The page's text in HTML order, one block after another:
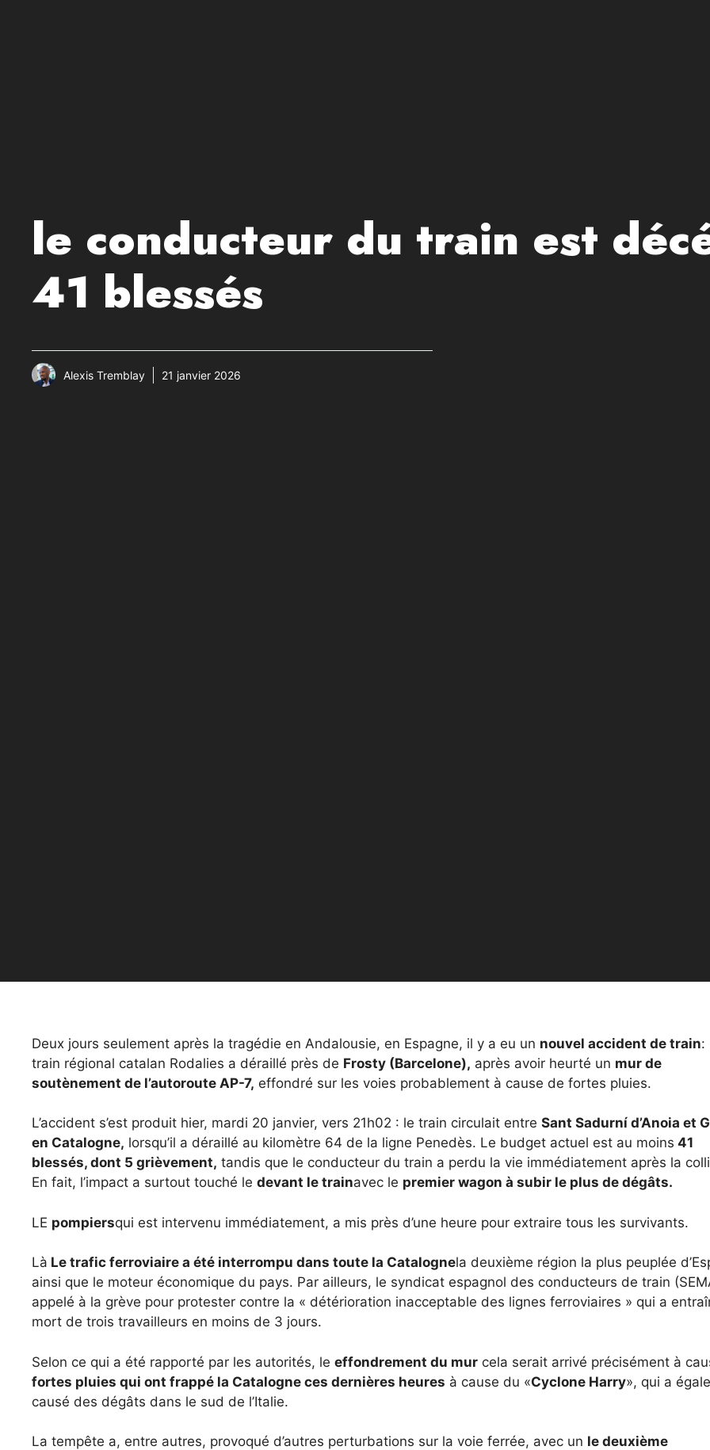
le conducteur du train est
41 blessés
Alexis Tremblay 21 janvier 2026
Deux jours seulement après la tragédie en Andalousie, en Espagne, il y a eu un nouvel accident de train:
train régional catalan Rodalies a déraillé près de Frosty (Barcelone), après avoir heurté un mur de
soutènement de l’autoroute AP-7, effondré sur les voies probablement à cause de fortes pluies.
L’accident s’est produit hier, mardi 20 janvier, vers 21h02 : le train circulait entre Sant Sadurní d’Anoia et
en Catalogne, lorsqu’il a déraillé au kilomètre 64 de la ligne Penedès. Le budget actuel est au moins 41
blessés, dont 5 grièvement, tandis que le conducteur du train a perdu la vie immédiatement après la
En fait, l’impact a surtout touché le devant le trainavec le premier wagon à subir le plus de dégâts.
LE pompiersqui est intervenu immédiatement, a mis près d’une heure pour extraire tous les survivants.
Là Le trafic ferroviaire a été interrompu dans toute la Catalognela deuxième région la plus peuplée
ainsi que le moteur économique du pays. Par ailleurs, le syndicat espagnol des conducteurs de train
appelé à la grève pour protester contre la « détérioration inacceptable des lignes ferroviaires » qui a
mort de trois travailleurs en moins de 3 jours.
Selon ce qui a été rapporté par les autorités, le effondrement du mur cela serait arrivé précisément à
fortes pluies qui ont frappé la Catalogne ces dernières heures à cause du «Cyclone Harry», qui a
causé des dégâts dans le sud de l’Italie.
La tempête a, entre autres, provoqué d’autres perturbations sur la voie ferrée, avec un le deuxième